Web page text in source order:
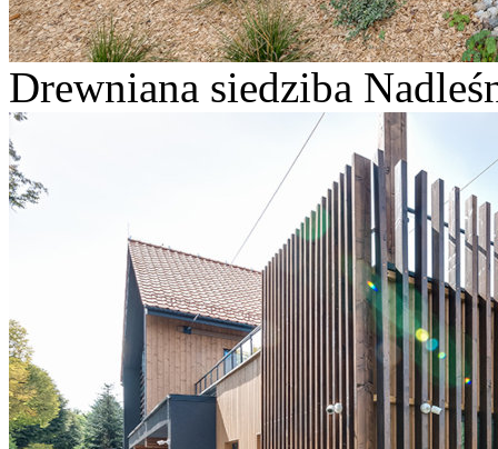
Drewniana siedziba